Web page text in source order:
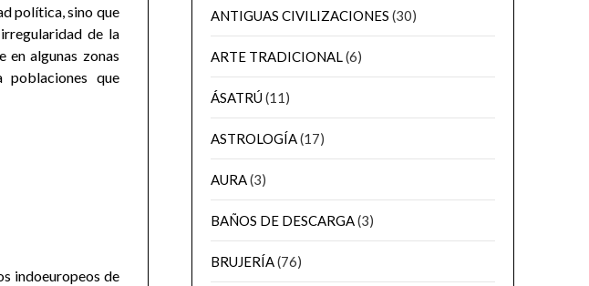
política, sino que
de la
en algunas zonas
poblaciones que
indoeuropeos de
ANTIGUAS CIVILIZACIONES (30)
ARTE TRADICIONAL(6)
ÁSATRÚ(11)
ASTROLOGÍA(17)
AURA(3)
BAÑOS DE DESCARGA(3)
BRUJERÍA(76)